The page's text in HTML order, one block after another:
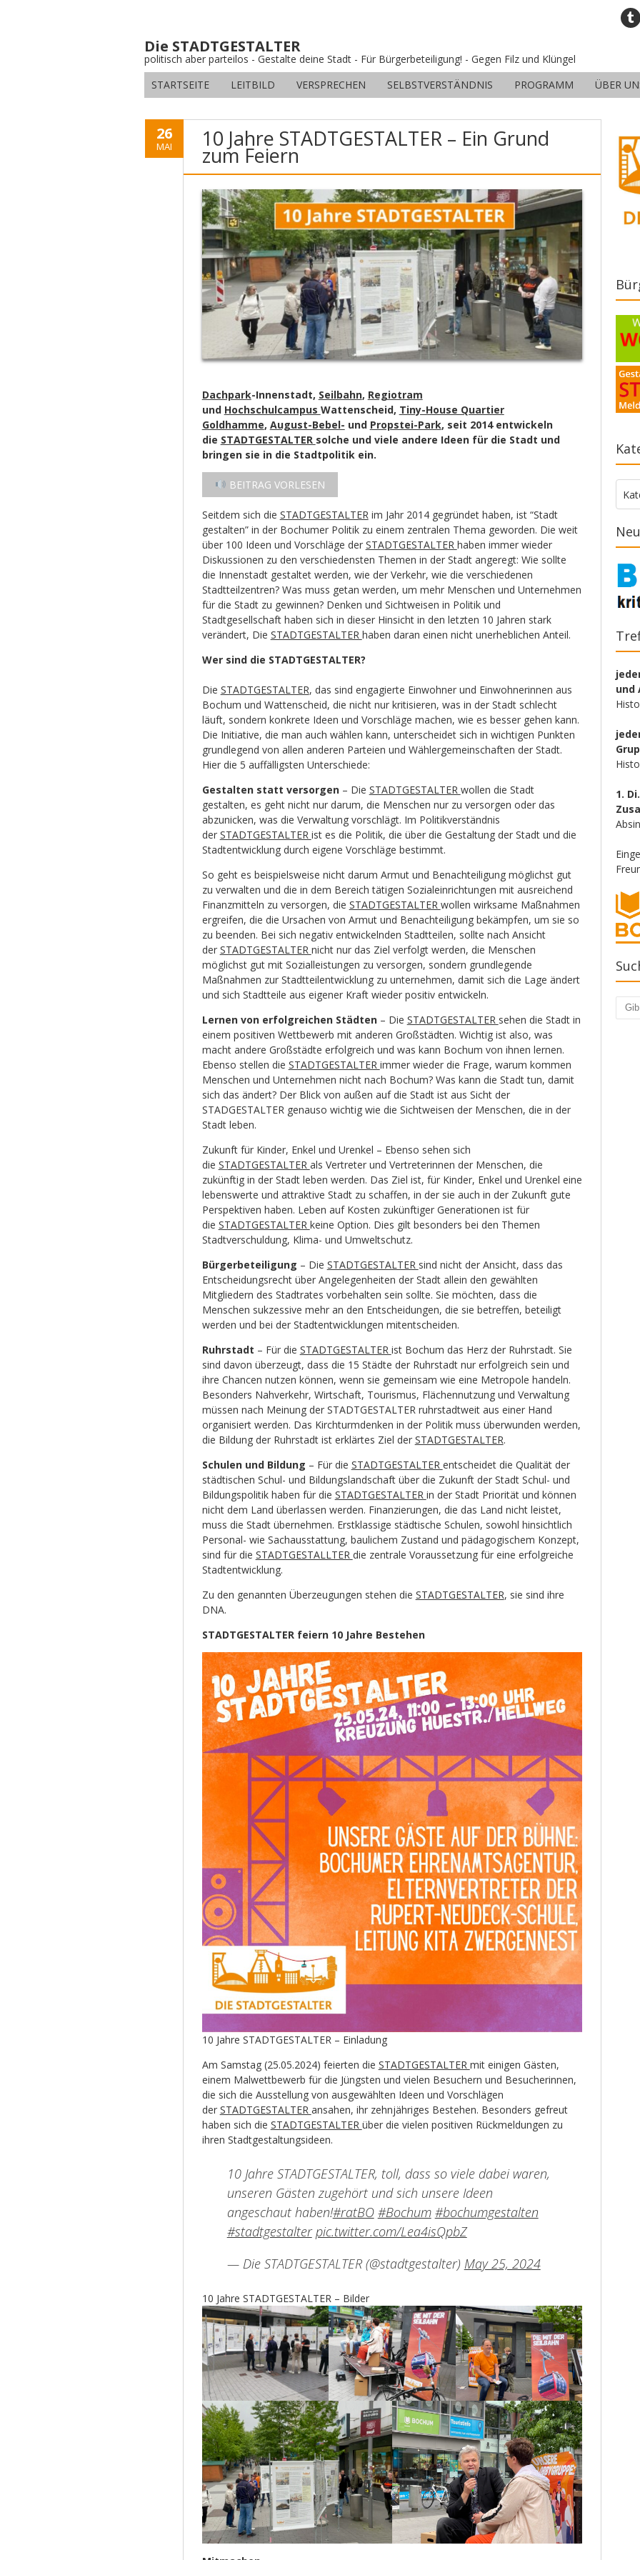
Die STADTGESTALTER
politisch aber parteilos - Gestalte deine Stadt - Für Bürgerbeteiligung! - Gegen Filz und Klüngel
STARTSEITE
LEITBILD VERSPRECHEN SELBSTVERSTÄNDNIS PROGRAMM ÜBER
26
MAI 10 Jahre STADTGESTALTER – Ein Grund
zum Feiern
Dachpark-Innenstadt, Seilbahn, Regiotram
und Hochschulcampus Wattenscheid, Tiny-House Quartier
Goldhamme, August-Bebel- und Propstei-Park, seit 2014 entwickeln
die STADTGESTALTER solche und viele andere Ideen für die Stadt und
bringen sie in die Stadtpolitik ein.
BEITRAG VORLESEN
Seitdem sich die STADTGESTALTER im Jahr 2014 gegründet haben, ist “Stadt
gestalten” in der Bochumer Politik zu einem zentralen Thema geworden. Die weit
über 100 Ideen und Vorschläge der STADTGESTALTER haben immer wieder
Diskussionen zu den verschiedensten Themen in der Stadt angeregt: Wie sollte
die Innenstadt gestaltet werden, wie der Verkehr, wie die verschiedenen
Stadtteilzentren? Was muss getan werden, um mehr Menschen und Unternehmen
für die Stadt zu gewinnen? Denken und Sichtweisen in Politik und
Stadtgesellschaft haben sich in dieser Hinsicht in den letzten 10 Jahren stark
verändert, Die STADTGESTALTER haben daran einen nicht unerheblichen Anteil.
Wer sind die STADTGESTALTER?
Die STADTGESTALTER, das sind engagierte Einwohner und Einwohnerinnen aus
Bochum und Wattenscheid, die nicht nur kritisieren, was in der Stadt schlecht
läuft, sondern konkrete Ideen und Vorschläge machen, wie es besser gehen kann.
Die Initiative, die man auch wählen kann, unterscheidet sich in wichtigen Punkten
grundlegend von allen anderen Parteien und Wählergemeinschaften der Stadt.
Hier die 5 auffälligsten Unterschiede:
Gestalten statt versorgen– Die STADTGESTALTER wollen die Stadt
gestalten, es geht nicht nur darum, die Menschen nur zu versorgen oder das
abzunicken, was die Verwaltung vorschlägt. Im Politikverständnis
der STADTGESTALTER ist es die Politik, die über die Gestaltung der Stadt und die
Stadtentwicklung durch eigene Vorschläge bestimmt.
So geht es beispielsweise nicht darum Armut und Benachteiligung möglichst gut
zu verwalten und die in dem Bereich tätigen Sozialeinrichtungen mit ausreichend
Finanzmitteln zu versorgen, die STADTGESTALTER wollen wirksame Maßnahmen
ergreifen, die die Ursachen von Armut und Benachteiligung bekämpfen, um sie so
zu beenden. Bei sich negativ entwickelnden Stadtteilen, sollte nach Ansicht
der STADTGESTALTER nicht nur das Ziel verfolgt werden, die Menschen
möglichst gut mit Sozialleistungen zu versorgen, sondern grundlegende
Maßnahmen zur Stadtteilentwicklung zu unternehmen, damit sich die Lage ändert
und sich Stadtteile aus eigener Kraft wieder positiv entwickeln.
Lernen von erfolgreichen Städten– Die STADTGESTALTER sehen die Stadt in
einem positiven Wettbewerb mit anderen Großstädten. Wichtig ist also, was
macht andere Großstädte erfolgreich und was kann Bochum von ihnen lernen.
Ebenso stellen die STADTGESTALTER immer wieder die Frage, warum kommen
Menschen und Unternehmen nicht nach Bochum? Was kann die Stadt tun, damit
sich das ändert? Der Blick von außen auf die Stadt ist aus Sicht der
STADGESTALTER genauso wichtig wie die Sichtweisen der Menschen, die in der
Stadt leben.
Zukunft für Kinder, Enkel und Urenkel – Ebenso sehen sich
die STADTGESTALTER als Vertreter und Vertreterinnen der Menschen, die
zukünftig in der Stadt leben werden. Das Ziel ist, für Kinder, Enkel und Urenkel eine
lebenswerte und attraktive Stadt zu schaffen, in der sie auch in der Zukunft gute
Perspektiven haben. Leben auf Kosten zukünftiger Generationen ist für
die STADTGESTALTER keine Option. Dies gilt besonders bei den Themen
Stadtverschuldung, Klima- und Umweltschutz.
Bürgerbeteiligung – Die STADTGESTALTER sind nicht der Ansicht, dass das
Entscheidungsrecht über Angelegenheiten der Stadt allein den gewählten
Mitgliedern des Stadtrates vorbehalten sein sollte. Sie möchten, dass die
Menschen sukzessive mehr an den Entscheidungen, die sie betreffen, beteiligt
werden und bei der Stadtentwicklungen mitentscheiden.
Ruhrstadt – Für die STADTGESTALTER ist Bochum das Herz der Ruhrstadt. Sie
sind davon überzeugt, dass die 15 Städte der Ruhrstadt nur erfolgreich sein und
ihre Chancen nutzen können, wenn sie gemeinsam wie eine Metropole handeln.
Besonders Nahverkehr, Wirtschaft, Tourismus, Flächennutzung und Verwaltung
müssen nach Meinung der STADTGESTALTER ruhrstadtweit aus einer Hand
organisiert werden. Das Kirchturmdenken in der Politik muss überwunden werden,
die Bildung der Ruhrstadt ist erklärtes Ziel der STADTGESTALTER.
Schulen und Bildung – Für die STADTGESTALTER entscheidet die Qualität der
städtischen Schul- und Bildungslandschaft über die Zukunft der Stadt Schul- und
Bildungspolitik haben für die STADTGESTALTER in der Stadt Priorität und können
nicht dem Land überlassen werden. Finanzierungen, die das Land nicht leistet,
muss die Stadt übernehmen. Erstklassige städtische Schulen, sowohl hinsichtlich
Personal- wie Sachausstattung, baulichem Zustand und pädagogischem Konzept,
sind für die STADTGESTALLTER die zentrale Voraussetzung für eine erfolgreiche
Stadtentwicklung.
Zu den genannten Überzeugungen stehen die STADTGESTALTER, sie sind ihre
DNA.
STADTGESTALTER feiern 10 Jahre Bestehen
10 Jahre STADTGESTALTER – Einladung
Am Samstag (25.05.2024) feierten die STADTGESTALTER mit einigen Gästen,
einem Malwettbewerb für die Jüngsten und vielen Besuchern und Besucherinnen,
die sich die Ausstellung von ausgewählten Ideen und Vorschlägen
der STADTGESTALTER ansahen, ihr zehnjähriges Bestehen. Besonders gefreut
haben sich die STADTGESTALTER über die vielen positiven Rückmeldungen zu
ihren Stadtgestaltungsideen.
10 Jahre STADTGESTALTER, toll, dass so viele dabei waren,
unseren Gästen zugehört und sich unsere Ideen
angeschaut haben!#ratBO #Bochum #bochumgestalten
#stadtgestalter pic.twitter.com/Lea4isQpbZ
— Die STADTGESTALTER (@stadtgestalter) May 25, 2024
10 Jahre STADTGESTALTER – Bilder
und
1.